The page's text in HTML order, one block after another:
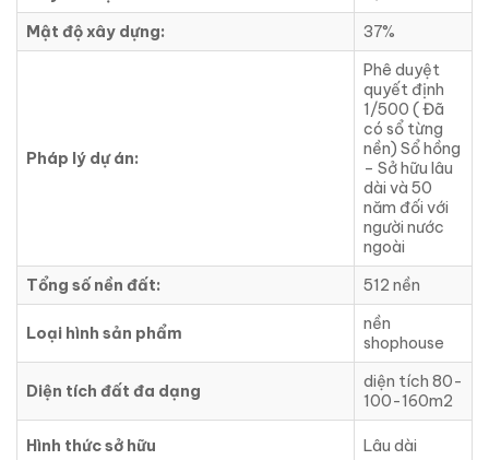
Mật độ xây dựng:
37%
Pháp lý dự án:
Phê duyệt
quyết định
1/500 ( Đã
có sổ từng
nền) Sổ hồng
– Sở hữu lâu
dài và 50
năm đối với
người nước
ngoài
Tổng số nền đất:
512 nền
Loại hình sản phẩm
nền
shophouse
Diện tích đất đa dạng
diện tích 80-
100-160m2
Hình thức sở hữu Lâu dài